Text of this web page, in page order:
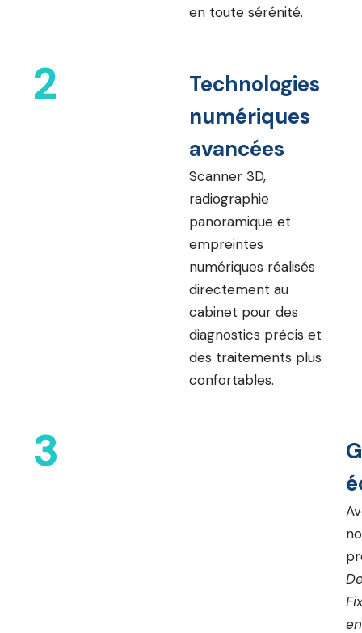
en toute sérénité.
2
Technologies
numériques
avancées
Scanner 3D,
radiographie
panoramique et
empreintes
numériques réalisés
directement au
cabinet pour des
diagnostics précis et
des traitements plus
confortables.
3
en